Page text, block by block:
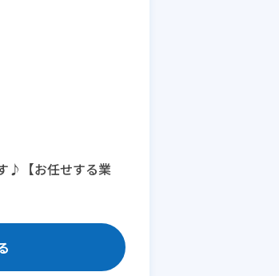
♪【お任せする業